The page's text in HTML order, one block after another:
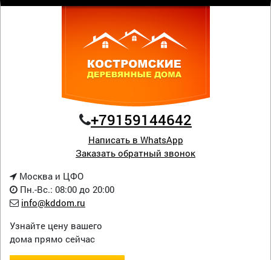
+79159144642
Написать в WhatsApp
Заказать обратный звонок
Москва и ЦФО
Пн.-Вс.: 08:00 до 20:00
info@kddom.ru
Узнайте цену вашего
дома прямо сейчас